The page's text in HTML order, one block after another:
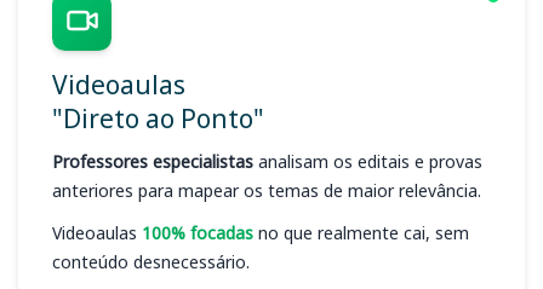
Videoaulas
"Direto ao Ponto"
Professores especialistas analisam os editais e provas
anteriores para mapear os temas de maior relevância.
Videoaulas 100% focadas no que realmente cai, sem
conteúdo desnecessário.